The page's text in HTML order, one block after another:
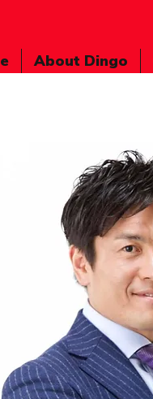
About Dingo